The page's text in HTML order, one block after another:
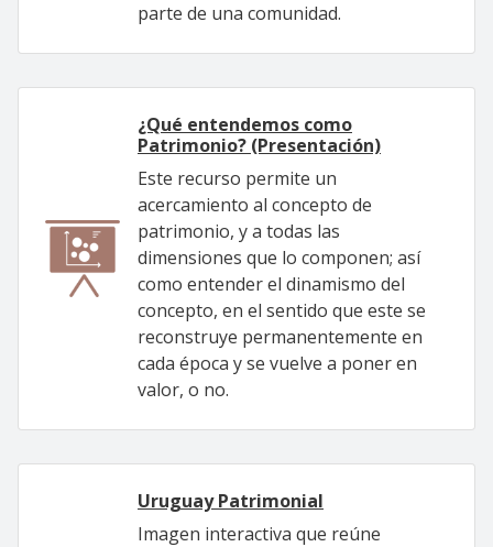
parte de una comunidad.
¿Qué entendemos como
Patrimonio? (Presentación)
Este recurso permite un
acercamiento al concepto de
patrimonio, y a todas las
dimensiones que lo componen; así
como entender el dinamismo del
concepto, en el sentido que este se
reconstruye permanentemente en
cada época y se vuelve a poner en
valor, o no.
Uruguay Patrimonial
Imagen interactiva que reúne